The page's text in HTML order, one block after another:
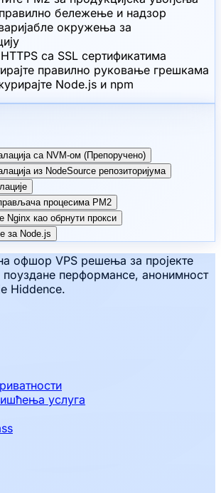
бележење и надзор
окружења за
са SSL сертификатима
правилно руковање грешкама
Node.js и npm
са NVM-ом (Препоручено)
из NodeSource репозиторијума
процесима PM2
Nginx као обрнути прокси
за Node.js
офшор VPS решења за пројекте
перформансе, анонимност
Hiddence.
услуга